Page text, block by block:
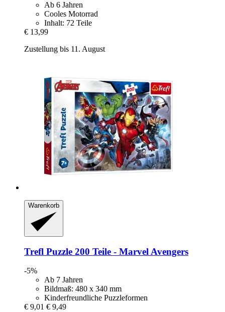
Ab 6 Jahren
Cooles Motorrad
Inhalt: 72 Teile
€ 13,99
Zustellung bis 11. August
Warenkorb
Trefl Puzzle 200 Teile -​ Marvel Avengers
-5%
Ab 7 Jahren
Bildmaß: 480 x 340 mm
Kinderfreundliche Puzzleformen
€ 9,01 € 9,49